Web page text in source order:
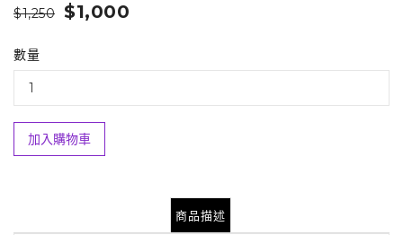
$1,250 $1,000
數量
加入購物車
商品描述